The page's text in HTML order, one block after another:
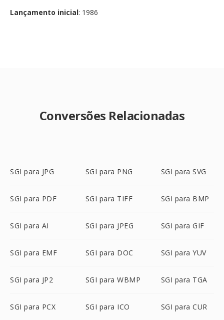
Lançamento inicial: 1986
Conversões Relacionadas
SGI para JPG SGI para PNG SGI para SVG
SGI para PDF SGI para TIFF SGI para BMP
SGI para AI SGI para JPEG SGI para GIF
SGI para EMF SGI para DOC SGI para YUV
SGI para JP2 SGI para WBMP SGI para TGA
SGI para PCX SGI para ICO SGI para CUR